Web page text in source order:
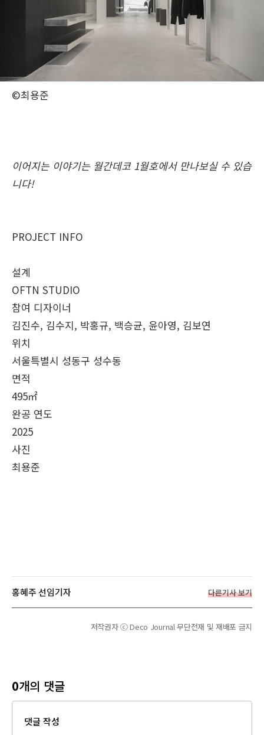
©최용준
이어지는 이야기는 월간데코 1월호에서 만나보실 수 있습
니다!
PROJECT INFO
설계
OFTN STUDIO
참여 디자이너
김진수, 김수지, 박홍규, 백승균, 윤아영, 김보연
위치
서울특별시 성동구 성수동
면적
495㎡
완공 연도
2025
사진
최용준
홍혜주 선임기자 다른기사 보기
저작권자 ⓒ Deco Journal 무단전재 및 재배포 금지
0개의 댓글
댓글 작성